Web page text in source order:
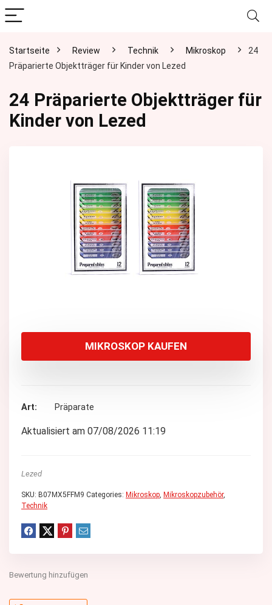
Startseite Review Technik Mikroskop
24
Präparierte Objektträger für Kinder von Lezed
24 Präparierte Objektträger für
Kinder von Lezed
MIKROSKOP KAUFEN
Art Präparate
Aktualisiert am 07/08/2026 11:19
Lezed
SKU: B07MX5FFM9 Categories: Mikroskop, Mikroskopzubehör,
Technik
Bewertung hinzufügen